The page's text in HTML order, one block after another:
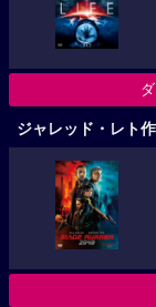
ジャレッド・レト